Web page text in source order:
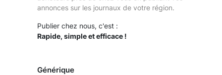
annonces sur les journaux de votre région.
Publier chez nous, c'est :
Rapide, simple et efficace !
Générique